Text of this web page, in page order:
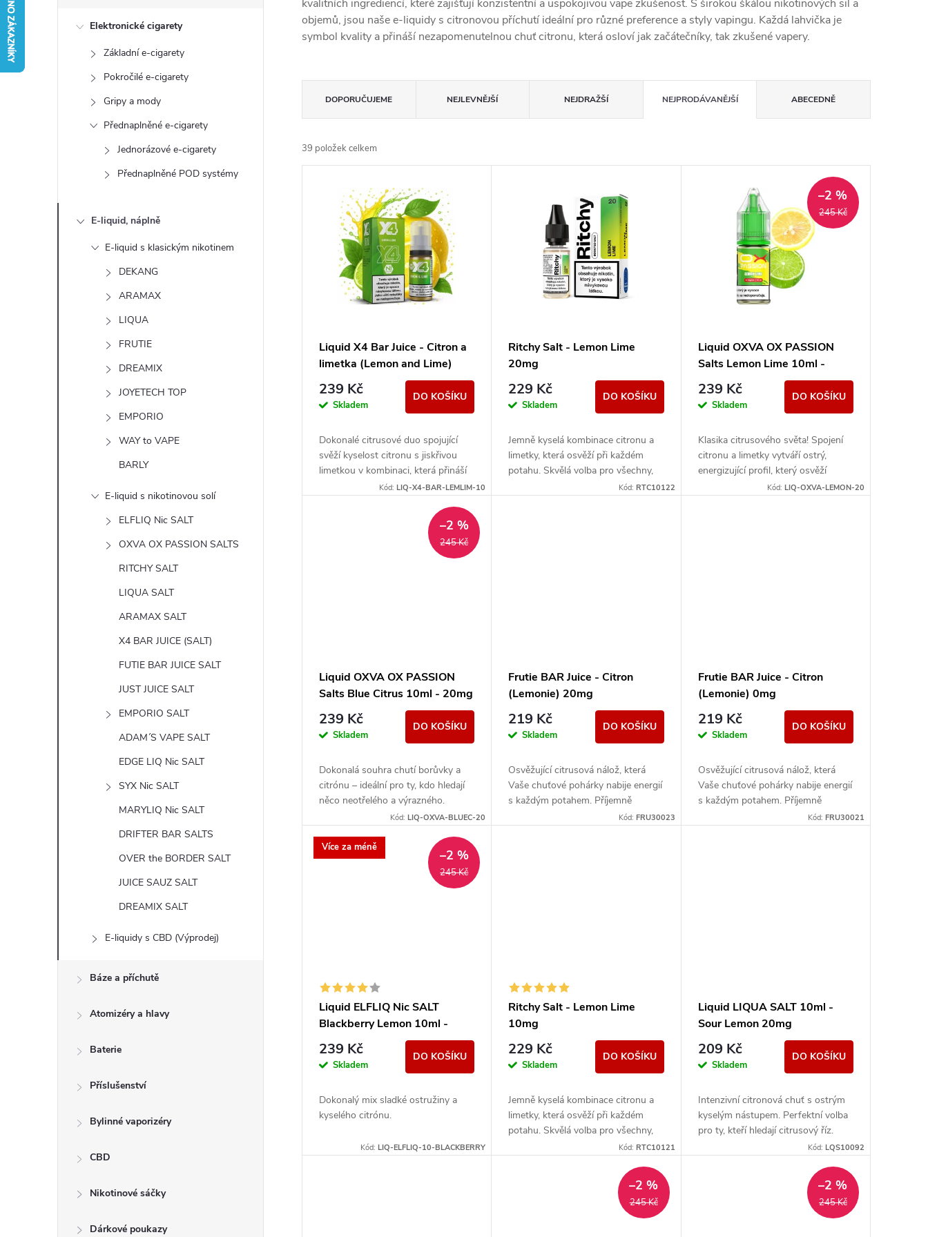
í
Elektronické cigarety
Základní e-cigarety
Pokročilé e-cigarety
Gripy a mody
Přednaplněné e-cigarety
Jednorázové e-cigarety
Přednaplněné POD systémy
E-liquid, náplně
E-liquid s klasickým nikotinem
DEKANG
ARAMAX
LIQUA
FRUTIE
DREAMIX
JOYETECH TOP
EMPORIO
WAY to VAPE
BARLY
E-liquid s nikotinovou solí
ELFLIQ Nic SALT
OXVA OX PASSION SALTS
RITCHY SALT
LIQUA SALT
ARAMAX SALT
X4 BAR JUICE (SALT)
FUTIE BAR JUICE SALT
JUST JUICE SALT
EMPORIO SALT
ADAM´S VAPE SALT
EDGE LIQ Nic SALT
SYX Nic SALT
MARYLIQ Nic SALT
DRIFTER BAR SALTS
OVER the BORDER SALT
JUICE SAUZ SALT
DREAMIX SALT
E-liquidy s CBD (Výprodej)
Báze a příchutě
Atomizéry a hlavy
Baterie
Příslušenství
Bylinné vaporizéry
CBD
Nikotinové sáčky
Dárkové poukazy
kvalitních ingrediencí, které zajišťují konzistentní a uspokojivou vape zkušenost. S širokou škálou nikotinových sil a
objemů, jsou naše e-liquidy s citronovou příchutí ideální pro různé preference a styly vapingu. Každá lahvička je
symbol kvality a přináší nezapomenutelnou chuť citronu, která osloví jak začátečníky, tak zkušené vapery.
a
z
DOPORUČUJEME NEJLEVNĚJŠÍ NEJDRAŽŠÍ NEJPRODÁVANĚJŠÍ ABECEDNĚ
39 položek celkem
u
Liquid X4 Bar Juice - Citron a
limetka (Lemon and Lime)
10ml - 10mg
239 Kč
Skladem
DO KOŠÍKU
Dokonalé citrusové duo spojující
svěží kyselost citronu s jiskřivou
limetkou v kombinaci, která přináší
neodolatelné osvěžení a výrazné
Kód:LIQ-X4-BAR-LEMLIM-10
Ritchy Salt - Lemon Lime
20mg
229 Kč
Skladem
DO KOŠÍKU
Jemně kyselá kombinace citronu a
limetky, která osvěží při každém
potahu. Skvělá volba pro všechny,
kdo milují svěží ovocné chutě.
Kód: RTC10122
245 Kč
–2 %
Liquid OXVA OX PASSION
Salts Lemon Lime 10ml -
20mg
239 Kč
Skladem
DO KOŠÍKU
Klasika citrusového světa! Spojení
citronu a limetky vytváří ostrý,
energizující profil, který osvěží
Kód: LIQ-OXVA-LEMON-20
245 Kč
–2 %
Liquid OXVA OX PASSION
Salts Blue Citrus 10ml - 20mg
239 Kč
Skladem
DO KOŠÍKU
Dokonalá souhra chutí borůvky a
citrónu – ideální pro ty, kdo hledají
něco neotřelého a výrazného.
Kód:LIQ-OXVA-BLUEC-20
Frutie BAR Juice - Citron
(Lemonie) 20mg
219 Kč
Skladem
DO KOŠÍKU
Osvěžující citrusová nálož, která
Vaše chuťové pohárky nabije energií
s každým potahem. Příjemně
šimravá kyselost dokonale vyvážená
Kód: FRU30023
Frutie BAR Juice - Citron
(Lemonie) 0mg
219 Kč
Skladem
DO KOŠÍKU
Osvěžující citrusová nálož, která
Vaše chuťové pohárky nabije energií
s každým potahem. Příjemně
šimravá kyselost dokonale vyvážená
Kód: FRU30021
Více za méně
245 Kč
–2 %
Liquid ELFLIQ Nic SALT
Blackberry Lemon 10ml -
10mg
239 Kč
Skladem
DO KOŠÍKU
Dokonalý mix sladké ostružiny a
kyselého citrónu.
Kód:LIQ-ELFLIQ-10-BLACKBERRY
Ritchy Salt - Lemon Lime
10mg
229 Kč
Skladem
DO KOŠÍKU
Jemně kyselá kombinace citronu a
limetky, která osvěží při každém
potahu. Skvělá volba pro všechny,
kdo milují svěží ovocné chutě.
Kód: RTC10121
Liquid LIQUA SALT 10ml -
Sour Lemon 20mg
209 Kč
Skladem
DO KOŠÍKU
Intenzivní citronová chuť s ostrým
kyselým nástupem. Perfektní volba
pro ty, kteří hledají citrusový říz.
Kód: LQS10092
245 Kč
–2 %
245 Kč
–2 %